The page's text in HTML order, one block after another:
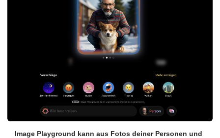
Anmelden
Image Playground kann aus Fotos deiner Personen und